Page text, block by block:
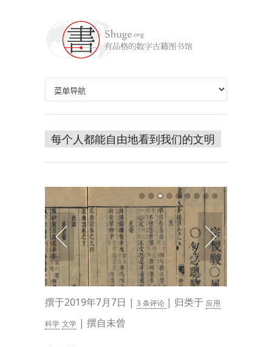
每个人都能自由地看到我们的文明
撰于2019年7月7日 | 3 条评论 | 归类于 应用
科学 文学 | 撰自未曾